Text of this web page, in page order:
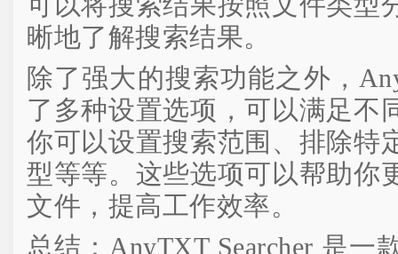
晰地了解搜索结果。
除了强大的搜索功能之外，
了多种设置选项，可以满足不
你可以设置搜索范围、排除特
型等等。这些选项可以帮助你
文件，提高工作效率。
总结：AnyTXT Searcher 是一